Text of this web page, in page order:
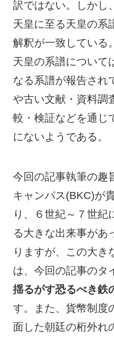
訳ではない。しかし
天皇に至る天皇の系
解釈が一致している
天皇の系譜について
なる系譜が報告され
や古い文献・資料調
較・検証などを通じ
にないようである。
今回の記事執筆の趣
キャンパス(BKC)が
り、６世紀～７世紀
る大きな出来事があ
りますが、この大き
は、今回の記事のタ
揺るがす恐るべき鉄
す。また、貨幣制度
面した朝廷の桁外れ